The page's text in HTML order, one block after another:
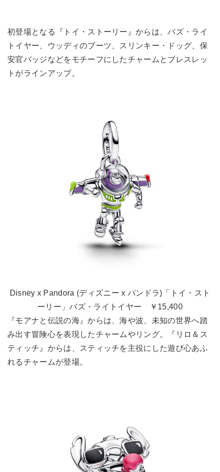
初登場となる『トイ・ストーリー』からは、バズ・ライ
トイヤー、ウッディのブーツ、スリンキー・ドッグ、保
安官バッジなどをモチーフにしたチャームとブレスレッ
トがラインアップ。
Disney x Pandora (ディズニー x パンドラ)「トイ・スト
ーリー」バズ・ライトイヤー ￥15,400
『モアナと伝説の海』からは、海や波、未知の世界へ踏
み出す冒険心を表現したチャームやリング。『リロ＆ス
ティッチ』からは、スティッチを主役にした遊び心あふ
れるチャームが登場。